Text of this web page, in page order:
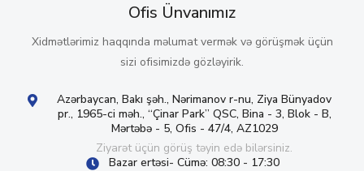
Ofis Ünvanımız
Xidmətlərimiz haqqında məlumat vermək və görüşmək üçün
sizi ofisimizdə gözləyirik.
Azərbaycan, Bakı şəh., Nərimanov r-nu, Ziya Bünyadov
pr., 1965-ci məh., “Çinar Park” QSC, Bina - 3, Blok - B,
Mərtəbə - 5, Ofis - 47/4, AZ1029
Ziyarət üçün görüş təyin edə bilərsiniz.
Bazar ertəsi- Cümə: 08:30 - 17:30